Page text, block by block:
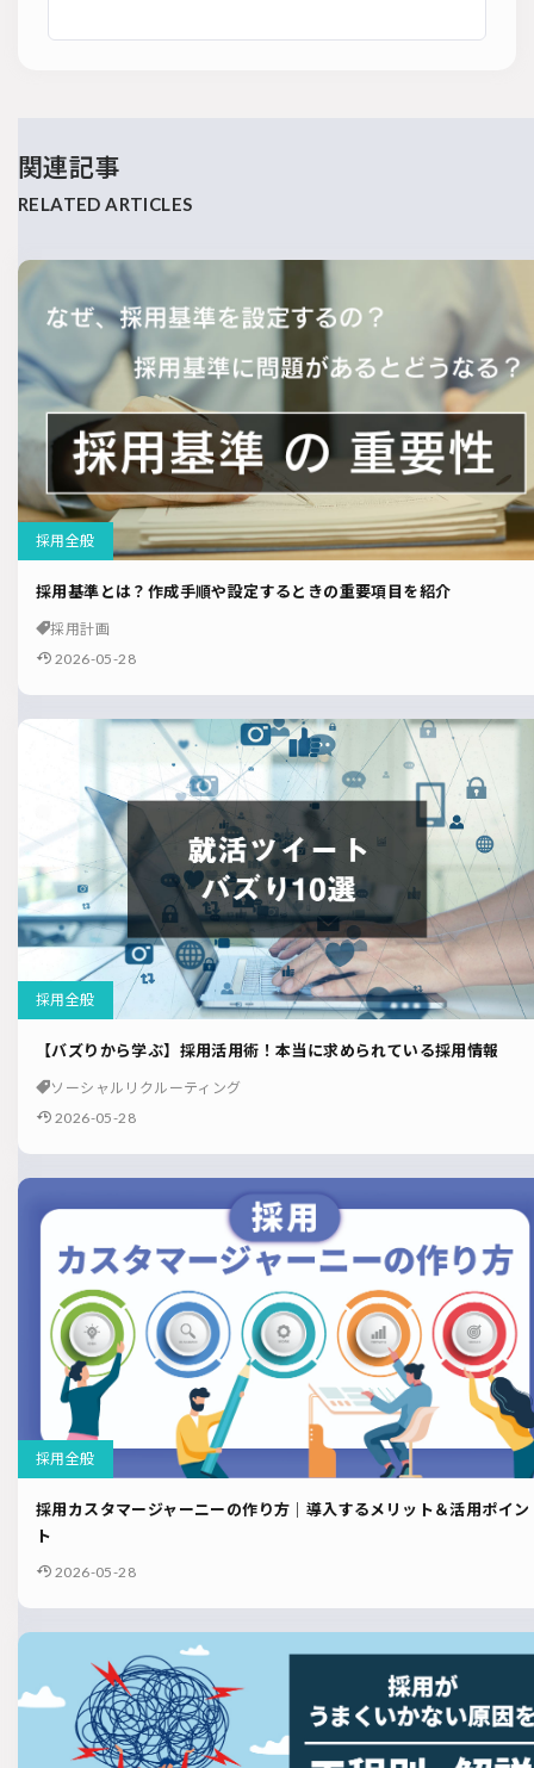
関連記事
採用全般
採用基準とは？作成手順や設定するときの重要項目を紹介
採用計画
2026-05-28
採用全般
【バズりから学ぶ】採用活用術！本当に求められている採用情報
ソーシャルリクルーティング
2026-05-28
採用全般
採用カスタマージャーニーの作り方｜導入するメリット＆活用ポイン
ト
2026-05-28